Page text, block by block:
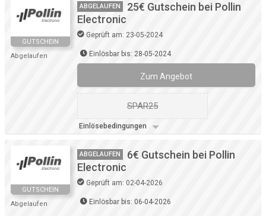
GUTSCHEIN
Abgelaufen
ABGELAUFEN
25€ Gutschein bei Pollin
Electronic
Geprüft am: 23-05-2024
Einlösbar bis: 28-05-2024
Zum Angebot
SPAR25
Einlösebedingungen
GUTSCHEIN
Abgelaufen
ABGELAUFEN
6€ Gutschein bei Pollin
Electronic
Geprüft am: 02-04-2026
Einlösbar bis: 06-04-2026